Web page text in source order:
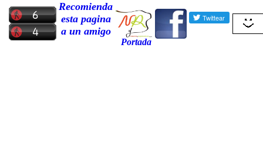
Recomienda
esta pagina
a un amigo
Portada